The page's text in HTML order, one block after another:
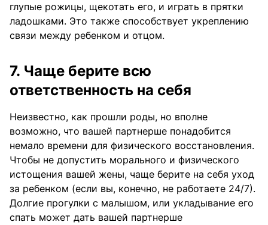
глупые рожицы, щекотать его, и играть в прятки
ладошками. Это также способствует укреплению
связи между ребенком и отцом.
7. Чаще берите всю
ответственность на себя
Неизвестно, как прошли роды, но вполне
возможно, что вашей партнерше понадобится
немало времени для физического восстановления.
Чтобы не допустить морального и физического
истощения вашей жены, чаще берите на себя уход
за ребенком (если вы, конечно, не работаете 24/7).
Долгие прогулки с малышом, или укладывание его
спать может дать вашей партнерше